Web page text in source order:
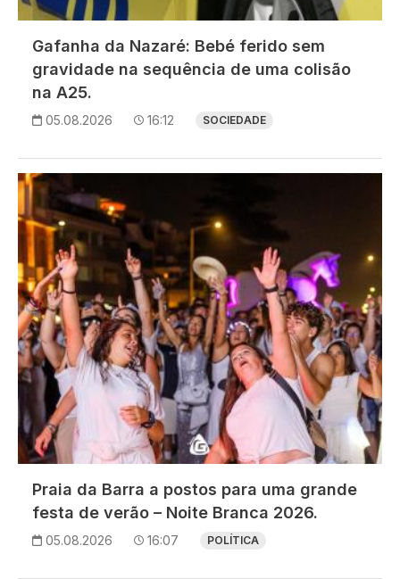
Gafanha da Nazaré: Bebé ferido sem
gravidade na sequência de uma colisão
na A25.
05.08.2026 16:12 SOCIEDADE
Imagem
Praia da Barra a postos para uma grande
festa de verão – Noite Branca 2026.
05.08.2026 16:07 POLÍTICA